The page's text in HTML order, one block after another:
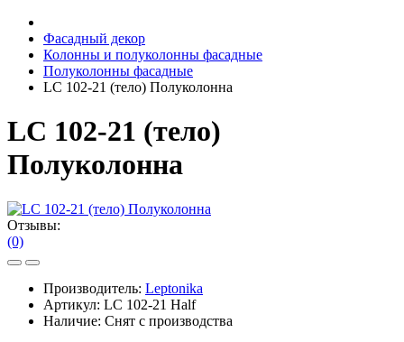
Фасадный декор
Колонны и полуколонны фасадные
Полуколонны фасадные
LC 102-21 (тело) Полуколонна
LC 102-21 (тело)
Полуколонна
Отзывы:
(0)
Производитель: Leptonika
Артикул: LC 102-21 Half
Наличие: Снят с производства